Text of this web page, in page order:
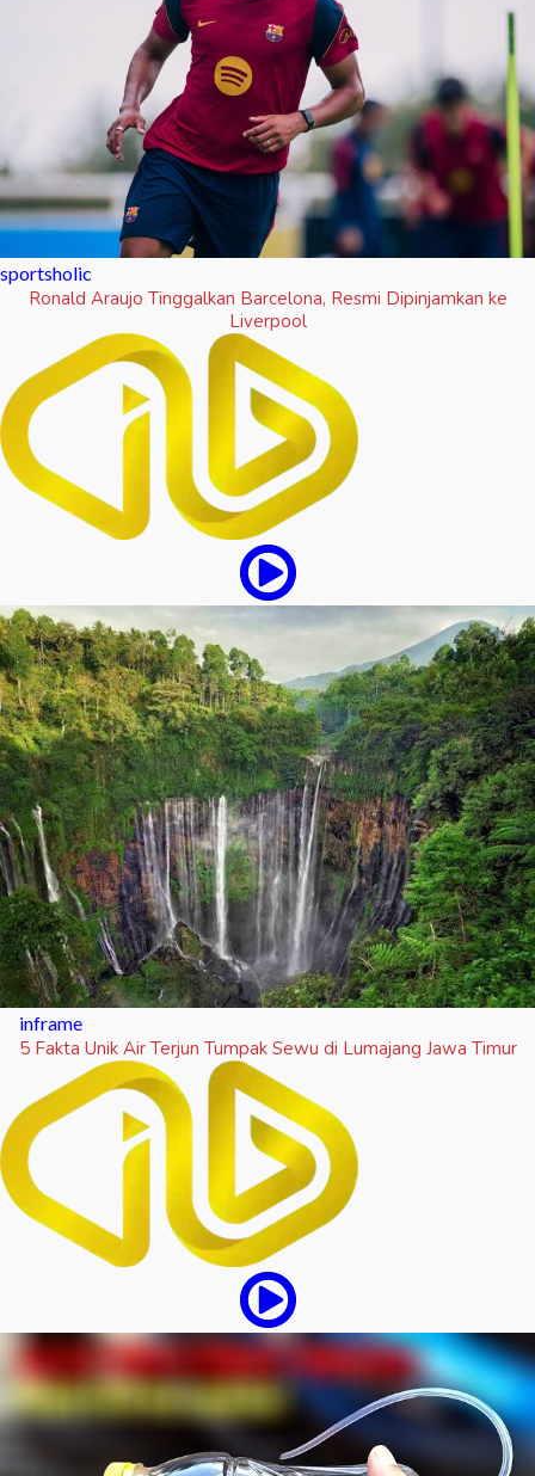
sportsholic
Ronald Araujo Tinggalkan Barcelona, Resmi Dipinjamkan ke
Liverpool
inframe
5 Fakta Unik Air Terjun Tumpak Sewu di Lumajang Jawa Timur